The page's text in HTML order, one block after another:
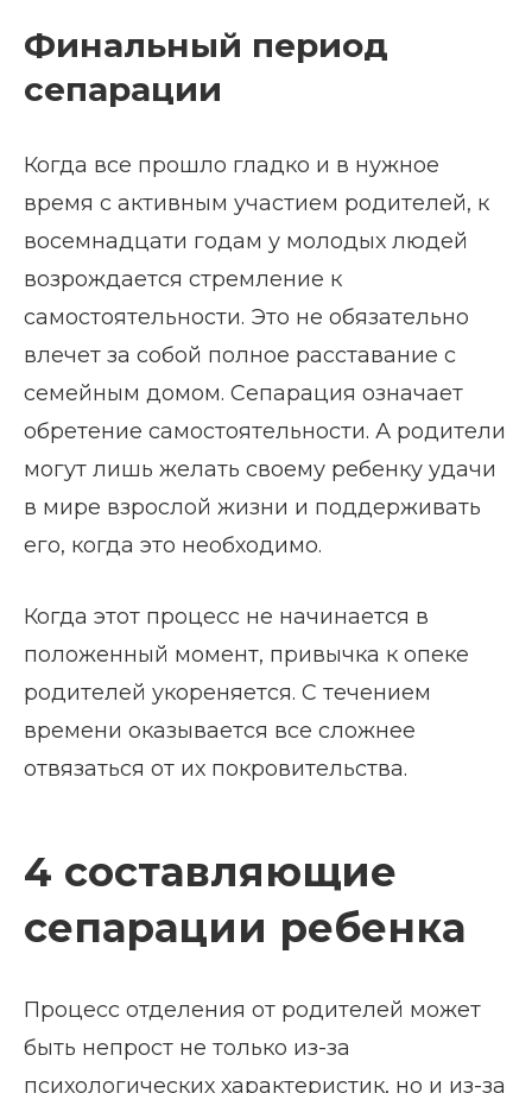
Финальный период
сепарации
Когда все прошло гладко и в нужное
время с активным участием родителей, к
восемнадцати годам у молодых людей
возрождается стремление к
самостоятельности. Это не обязательно
влечет за собой полное расставание с
семейным домом. Сепарация означает
обретение самостоятельности. А родители
могут лишь желать своему ребенку удачи
в мире взрослой жизни и поддерживать
его, когда это необходимо.
Когда этот процесс не начинается в
положенный момент, привычка к опеке
родителей укореняется. С течением
времени оказывается все сложнее
отвязаться от их покровительства.
4 составляющие
сепарации ребенка
Процесс отделения от родителей может
быть непрост не только из-за
психологических характеристик, но и из-за